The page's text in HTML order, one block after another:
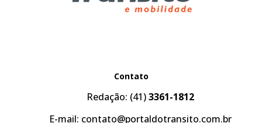
Contato
Redação: (41)3361-1812
E-mail: contato@portaldotransito.com.br